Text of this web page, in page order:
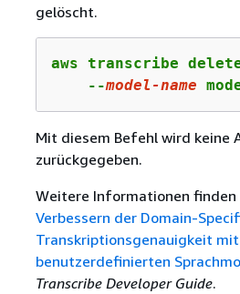
gelöscht.
aws transcribe
    --
model-name
Mit diesem Befehl wird keine
zurückgegeben.
Weitere Informationen finden
Verbessern der Domain-
Transkriptionsgenauigkeit mit
benutzerdefinierten
Transcribe Developer Guide.